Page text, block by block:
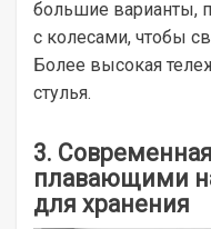
большие варианты,
с колесами, чтобы
Более высокая
стулья.
3.
плавающими
для хранения